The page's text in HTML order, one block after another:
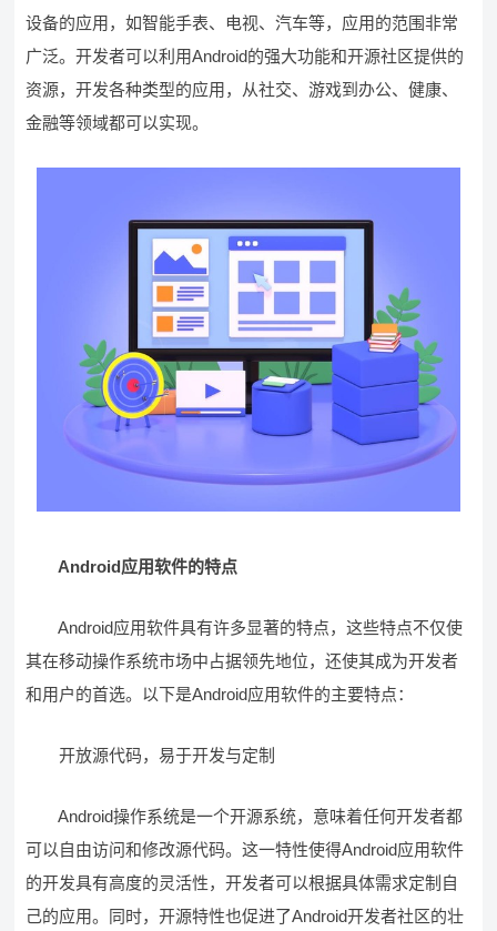
设备的应用，如智能手表、电视、汽车等，应用的范围非常
广泛。开发者可以利用Android的强大功能和开源社区提供的
资源，开发各种类型的应用，从社交、游戏到办公、健康、
金融等领域都可以实现。
Android应用软件的特点
Android应用软件具有许多显著的特点，这些特点不仅使
其在移动操作系统市场中占据领先地位，还使其成为开发者
和用户的首选。以下是Android应用软件的主要特点：
开放源代码，易于开发与定制
Android操作系统是一个开源系统，意味着任何开发者都
可以自由访问和修改源代码。这一特性使得Android应用软件
的开发具有高度的灵活性，开发者可以根据具体需求定制自
己的应用。同时，开源特性也促进了Android开发者社区的壮